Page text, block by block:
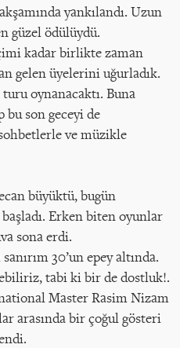
yankılandı. Uzun
güzel ödülüydü.
kadar birlikte zaman
gelen üyelerini uğurladık.
oynanacaktı. Buna
son geceyi de
ve müzikle
büyüktü, bugün
Erken biten oyunlar
sona erdi.
30’un epey altında.
tabi ki bir de dostluk!.
Master Rasim Nizam
arasında bir çoğul gösteri